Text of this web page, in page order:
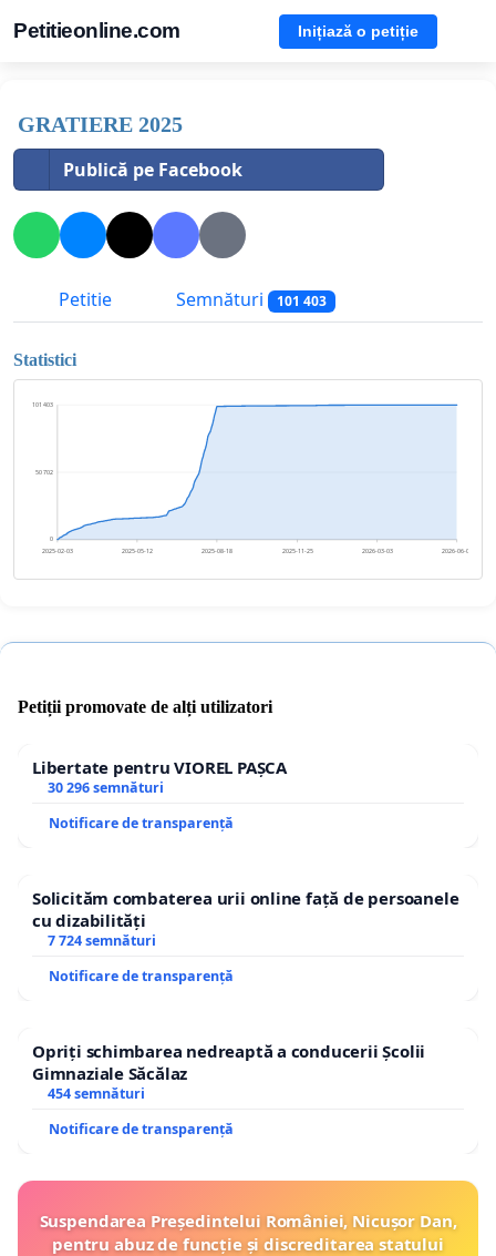
Petitieonline.com Inițiază o petiție
GRATIERE 2025
Publică pe Facebook
Petitie Semnături 101 403
Statistici
0
50 702
101 403
2025-02-03 2025-05-12 2025-08-18 2025-11-25 2026-03-03 2026-06-09
Petiții promovate de alți utilizatori
Libertate pentru VIOREL PAȘCA
30 296 semnături
Notificare de transparență
Solicităm combaterea urii online față de persoanele
cu dizabilități
7 724 semnături
Notificare de transparență
Opriți schimbarea nedreaptă a conducerii Școlii
Gimnaziale Săcălaz
454 semnături
Notificare de transparență
Suspendarea Președintelui României, Nicușor Dan,
pentru abuz de funcție și discreditarea statului